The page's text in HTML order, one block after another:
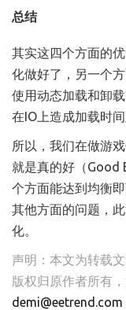
总结
其实这四个方面的
化做好了，另一个
使用动态加载和卸
在IO上造成加载时间
所以，我们在做游
就是真的好（Good
个方面能达到均衡
其他方面的问题，
化。
声明：本文为转载
版权归原作者所有
demi@eetrend.com